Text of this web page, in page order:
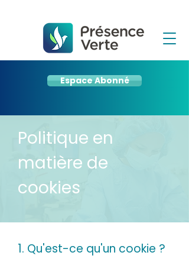
Espace Abonné
Politique en
matière de
cookies
1. Qu'est-ce qu'un cookie ?